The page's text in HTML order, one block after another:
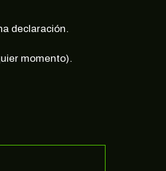
declaración.
momento).